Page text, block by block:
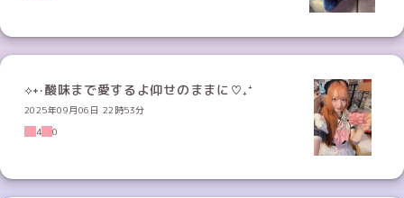
⟡˖·酸味まで愛するよ仰せのままに♡₊⁺
2025年09月06日 22時53分
4
0